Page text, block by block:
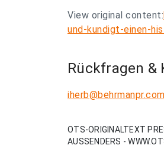
View original content:
und-kundigt-einen-
Rückfragen &
iherb@behrmanpr.com
OTS-ORIGINALTEXT
AUSSENDERS -